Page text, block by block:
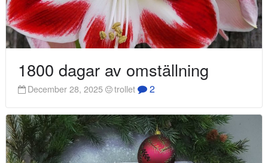
1800 dagar av omställning
December 28, 2025 trollet 2